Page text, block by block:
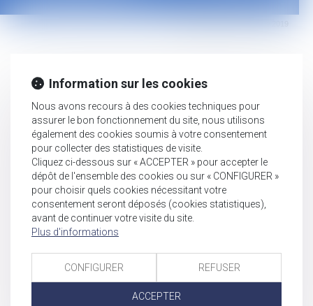
Information sur les cookies
Nous avons recours à des cookies techniques pour
assurer le bon fonctionnement du site, nous utilisons
également des cookies soumis à votre consentement
pour collecter des statistiques de visite.
Cliquez ci-dessous sur « ACCEPTER » pour accepter le
dépôt de l'ensemble des cookies ou sur « CONFIGURER »
pour choisir quels cookies nécessitant votre
consentement seront déposés (cookies statistiques),
avant de continuer votre visite du site.
Plus d'informations
CONFIGURER REFUSER
ACCEPTER